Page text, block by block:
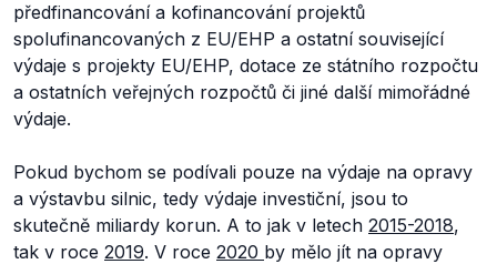
předfinancování a kofinancování projektů
spolufinancovaných z EU/EHP a ostatní související
výdaje s projekty EU/EHP, dotace ze státního rozpočtu
a ostatních veřejných rozpočtů či jiné další mimořádné
výdaje.
Pokud bychom se podívali pouze na výdaje na opravy
a výstavbu silnic, tedy výdaje investiční, jsou to
skutečně miliardy korun. A to jak v letech 2015-2018,
tak v roce 2019. V roce 2020 by mělo jít na opravy